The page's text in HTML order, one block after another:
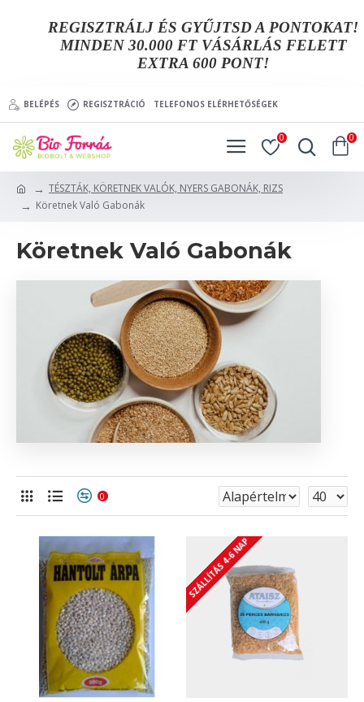
REGISZTRÁLJ ÉS GYŰJTSD A PONTOKAT!
MINDEN 30.000 FT VÁSÁRLÁS FELETT
EXTRA 600 PONT!
BELÉPÉS REGISZTRÁCIÓ TELEFONOS ELÉRHETŐSÉGEK
0 0
TÉSZTÁK, KÖRETNEK VALÓK, NYERS GABONÁK, RIZS
Köretnek Való Gabonák
Köretnek Való Gabonák
0
SZÁLLÍTÁS 4-6 NAP